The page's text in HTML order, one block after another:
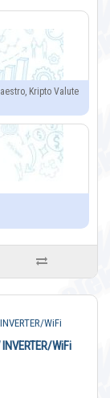
Kripto Valute
WiFi